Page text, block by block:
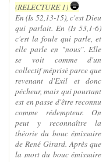
(RELECTURE 1)
En (Is 52,13-15), c'est Dieu
qui parlait. En (Is 53,1-6)
c'est la foule qui parle, et
elle parle en "nous". Elle
se voit comme d'un
collectif méprisé parce que
revenant d'Exil et donc
pécheur, mais qui pourtant
est en passe d'être reconnu
comme rédempteur. On
peut y reconnaître la
théorie du bouc émissaire
de René Girard. Après que
la mort du bouc émissaire